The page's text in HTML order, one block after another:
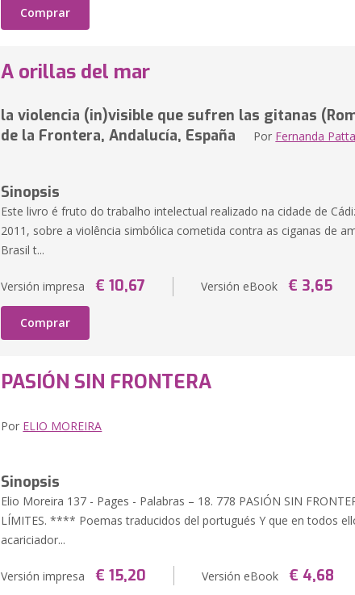
Comprar
A orillas del mar
la violencia (in)visible que sufren las gitanas
de la Frontera, Andalucía, España Por Fernanda
Sinopsis
Este livro é fruto do trabalho intelectual realizado na cidade de
2011, sobre a violência simbólica cometida contra as ciganas de
Brasil t...
Versión impresa € 10,67 Versión eBook € 3,65
Comprar
PASIÓN SIN FRONTERA
Por ELIO MOREIRA
Sinopsis
Elio Moreira 137 - Pages - Palabras – 18. 778 PASIÓN SIN
LÍMITES. **** Poemas traducidos del portugués Y que en todos
acariciador...
Versión impresa € 15,20 Versión eBook € 4,68